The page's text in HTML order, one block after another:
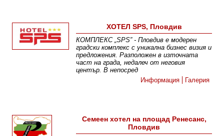
ХОТЕЛ SPS, Пловдив
КОМПЛЕКС „SPS” - Пловдив е модерен
градски комплекс с уникална бизнес визия и
предложения. Разположен в източната
част на града, недалеч от неговия
център. В непосред
Информация
Галерия
Семеен хотел на площад Ренесанс,
Пловдив